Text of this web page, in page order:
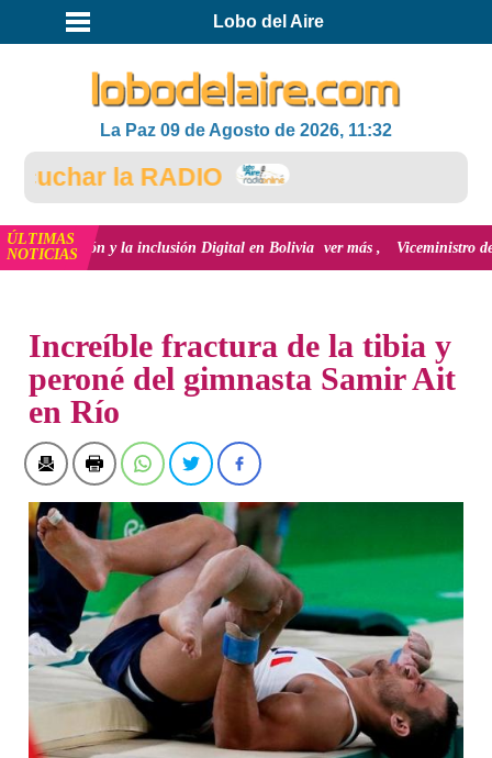
Lobo del Aire
La Paz 09 de Agosto de 2026, 11:32
la RADIO
ÚLTIMAS
NOTICIASy la inclusión Digital en Bolivia ver más Viceministro de
Increíble fractura de la tibia y
peroné del gimnasta Samir Ait
en Río